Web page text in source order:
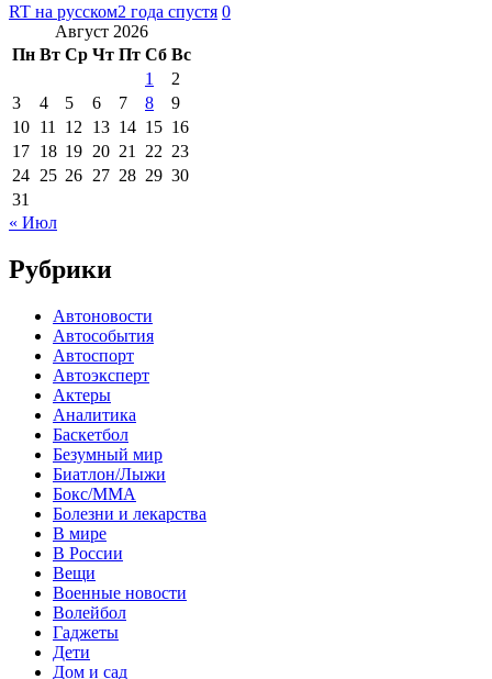
RT на русском2 года спустя 0
Август 2026
Пн Вт Ср Чт Пт Сб Вс
1
2
3
4 5 6 7 8
9
10 11 12 13 14 15 16
17 18 19 20 21 22 23
24 25 26 27 28 29 30
31
« Июл
Рубрики
Автоновости
Автособытия
Автоспорт
Автоэксперт
Актеры
Аналитика
Баскетбол
Безумный мир
Биатлон/Лыжи
Бокс/MMA
Болезни и лекарства
В мире
В России
Вещи
Военные новости
Волейбол
Гаджеты
Дети
Дом и сад